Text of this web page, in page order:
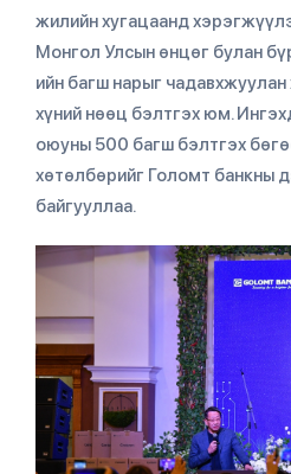
жилийн хугацаанд
Монгол Улсын өнцөг булан
ийн багш нарыг
хүний нөөц бэлтгэх юм.
оюуны 500 багш бэлтгэх
хөтөлбөрийг Голомт банкны
байгууллаа.